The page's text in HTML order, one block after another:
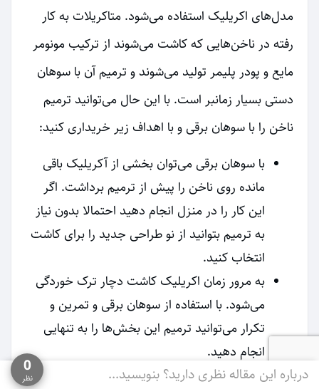
مدل‌های اکریلیک استفاده می‌شود. متاکریلات به کار
رفته در ناخن‌هایی که کاشت می‌شوند از ترکیب مونومر
مایع و پودر پلیمر تولید می‌شوند و ترمیم آن با سوهان
دستی بسیار زمانبر است. با این حال می‌توانید ترمیم
ناخن‌ را با سوهان برقی و با اهداف زیر خریداری کنید:
با سوهان برقی می‌توان بخشی از آکریلیک باقی
مانده روی ناخن را پیش از ترمیم برداشت. اگر
این کار را در منزل انجام دهید احتمالا بدون نیاز
به ترمیم بتوانید از نو طراحی جدید را برای کاشت
انتخاب کنید.
به مرور زمان اکریلیک کاشت دچار ترک خوردگی
می‌شود. با استفاده از سوهان برقی و تمرین و
تکرار می‌توانید ترمیم این بخش‌ها را به تنهایی
انجام دهید.
قبل از این که بخواهید ناخن‌های مصنوعی یا
درباره این مقاله نظری دارید؟ بنویسید... 0
نظر